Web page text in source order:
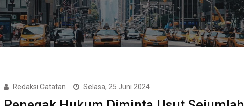
Redaksi Catatan Selasa, 25 Juni 2024